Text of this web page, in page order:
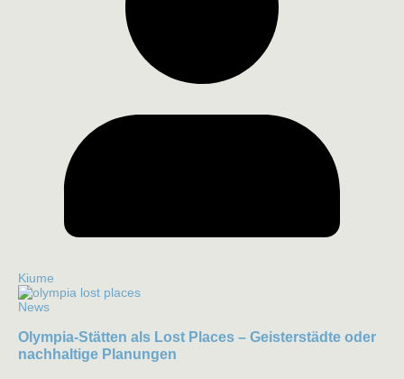
Kiume
News
Olympia-Stätten als Lost Places – Geisterstädte oder
nachhaltige Planungen